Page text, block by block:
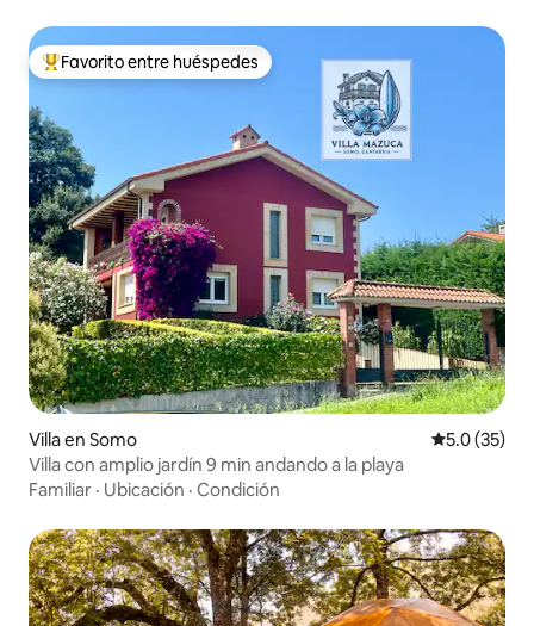
Favorito entre huéspedes preferido
Favorito entre huéspedes
Villa en Somo Calificación
5.0 (35)
Villa con amplio jardín 9 min andando a la playa
Familiar · Ubicación · Condición